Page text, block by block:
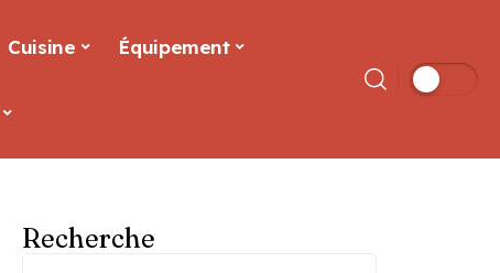
Cuisine Équipement
Recherche